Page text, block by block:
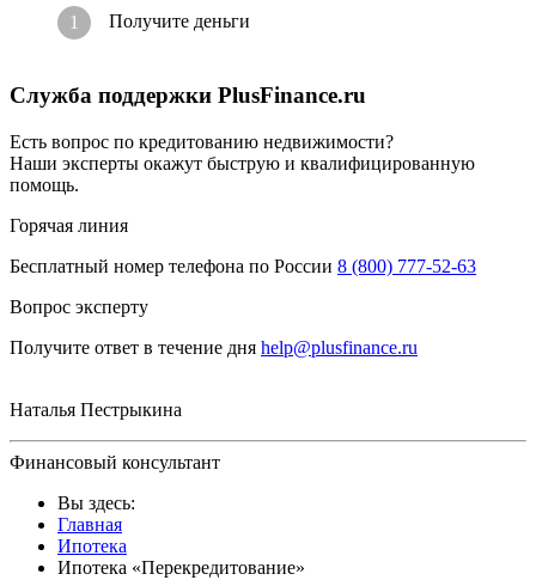
Получите деньги
Служба поддержки PlusFinance.ru
Есть вопрос по кредитованию недвижимости?
Наши эксперты окажут быструю и квалифицированную
помощь.
Горячая линия
Бесплатный номер телефона по России 8 (800) 777-52-63
Вопрос эксперту
Получите ответ в течение дня help@plusfinance.ru
Наталья Пестрыкина
Финансовый консультант
Вы здесь:
Главная
Ипотека
Ипотека «Перекредитование»